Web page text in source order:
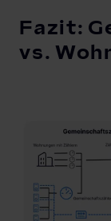
Fazit:
vs.